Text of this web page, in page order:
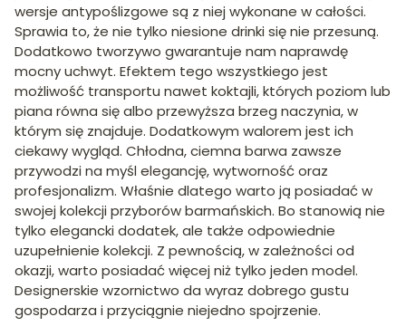
wersje antypoślizgowe są z niej wykonane w całości.
Sprawia to, że nie tylko niesione drinki się nie przesuną.
Dodatkowo tworzywo gwarantuje nam naprawdę
mocny uchwyt. Efektem tego wszystkiego jest
możliwość transportu nawet koktajli, których poziom lub
piana równa się albo przewyższa brzeg naczynia, w
którym się znajduje. Dodatkowym walorem jest ich
ciekawy wygląd. Chłodna, ciemna barwa zawsze
przywodzi na myśl elegancję, wytworność oraz
profesjonalizm. Właśnie dlatego warto ją posiadać w
swojej kolekcji przyborów barmańskich. Bo stanowią nie
tylko elegancki dodatek, ale także odpowiednie
uzupełnienie kolekcji. Z pewnością, w zależności od
okazji, warto posiadać więcej niż tylko jeden model.
Designerskie wzornictwo da wyraz dobrego gustu
gospodarza i przyciągnie niejedno spojrzenie.